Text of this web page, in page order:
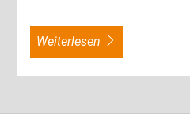
weiterlesen